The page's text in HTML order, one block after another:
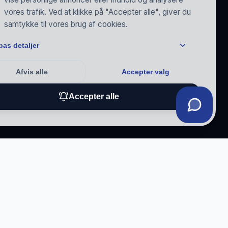
vores trafik. Ved at klikke på "Accepter alle", giver du
samtykke til vores brug af cookies.
detaljer
Afvis alle Accepter valg
Accepter alle